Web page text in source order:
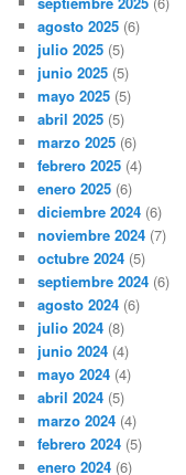
agosto 2025 (6)
julio 2025 (5)
junio 2025 (5)
mayo 2025 (5)
abril 2025 (5)
marzo 2025 (6)
febrero 2025 (4)
enero 2025 (6)
diciembre 2024 (6)
noviembre 2024 (7)
octubre 2024 (5)
septiembre 2024 (6)
agosto 2024 (6)
julio 2024 (8)
junio 2024 (4)
mayo 2024 (4)
abril 2024 (5)
marzo 2024 (4)
febrero 2024 (5)
enero 2024 (6)